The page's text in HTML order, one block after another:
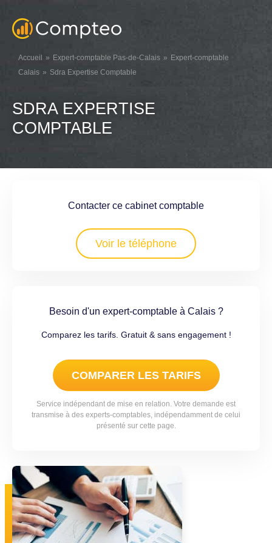
Accueil Expert-comptable Pas-de-Calais
Expert-comptable
Calais
Sdra Expertise Comptable
SDRA EXPERTISE
COMPTABLE
Contacter ce cabinet comptable
Voir le téléphone
Besoin d'un expert-comptable à Calais ?
Comparez les tarifs. Gratuit & sans engagement !
COMPARER LES TARIFS
Service indépendant de mise en relation. Votre demande est
transmise à des experts-comptables, indépendamment de celui
présenté sur cette page.